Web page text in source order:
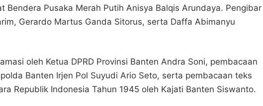
Bendera Pusaka Merah Putih Anisya Balqis Arundaya. Pengibar
Gerardo Martus Ganda Sitorus, serta Daffa Abimanyu
oleh Ketua DPRD Provinsi Banten Andra Soni, pembacaan
Banten Irjen Pol Suyudi Ario Seto, serta pembacaan teks
Republik Indonesia Tahun 1945 oleh Kajati Banten Siswanto.